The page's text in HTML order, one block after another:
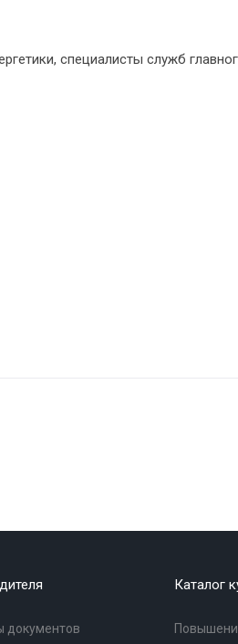
специалисты служб
документов
Каталог